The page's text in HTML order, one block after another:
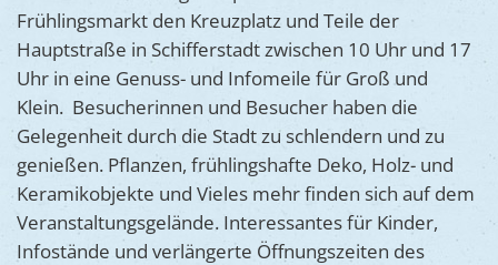
Ukraine
Wir als
Frühlingsmarkt den Kreuzplatz und Teile der
Hauptstraße in Schifferstadt zwischen 10 Uhr und 17
Uhr in eine Genuss- und Infomeile für Groß und
Klein. Besucherinnen und Besucher haben die
Gelegenheit durch die Stadt zu schlendern und zu
genießen. Pflanzen, frühlingshafte Deko, Holz- und
Keramikobjekte und Vieles mehr finden sich auf dem
Veranstaltungsgelände. Interessantes für Kinder,
Infostände und verlängerte Öffnungszeiten des